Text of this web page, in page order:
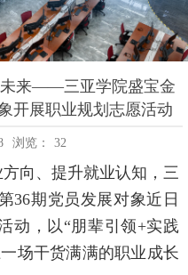
未来——三亚学院盛宝金
开展职业规划志愿活动
浏览： 32
向、提升就业认知，三
36期党员发展对象近日
动，以“朋辈引领+实践
场干货满满的职业成长